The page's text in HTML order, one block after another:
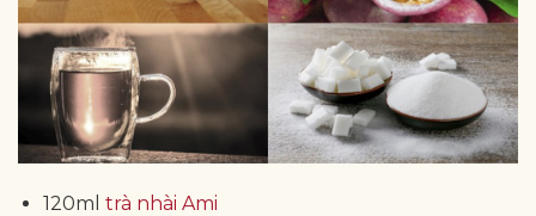
120ml trà nhài Ami